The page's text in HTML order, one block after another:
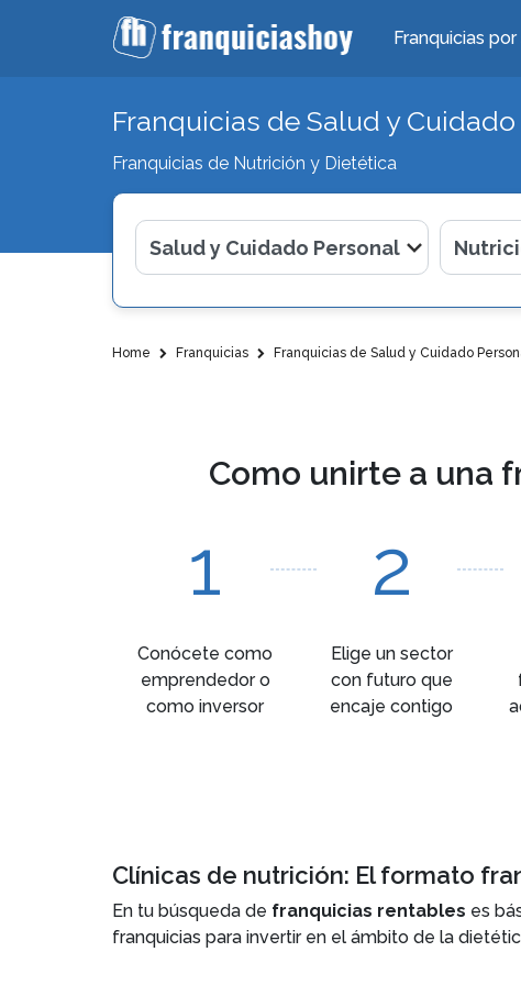
Franquicias
Franquicias de Salud y
Franquicias de Nutrición y Dietética
Home Franquicias Franquicias de Salud y Cuidado
Como unirte a una
1
Conócete como
emprendedor o
como inversor
2
Elige un sector
con futuro que
encaje contigo
Clínicas de nutrición: El formato
En tu búsqueda de franquicias rentables es
franquicias para invertir en el ámbito de la